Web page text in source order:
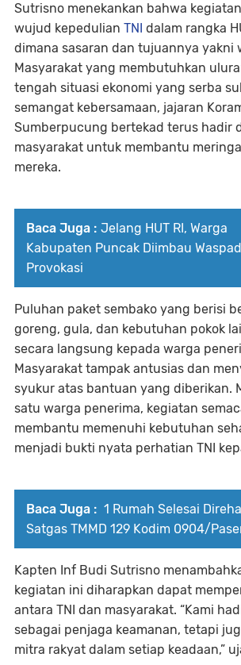
Sutrisno menekankan bahwa
wujud kepedulian TNI dalam rangka
dimana sasaran dan tujuannya yakni
Masyarakat yang membutuhkan
tengah situasi ekonomi yang serba
semangat kebersamaan, jajaran
Sumberpucung bertekad terus hadir
masyarakat untuk membantu
mereka.
Baca Juga : Jelang HUT RI, Warga
Kabupaten Puncak Diimbau
Provokasi
Puluhan paket sembako yang berisi
goreng, gula, dan kebutuhan pokok
secara langsung kepada warga
Masyarakat tampak antusias dan
syukur atas bantuan yang diberikan.
satu warga penerima, kegiatan
membantu memenuhi kebutuhan
menjadi bukti nyata perhatian TNI
Baca Juga : 1 Rumah Selesai
Satgas TMMD 129 Kodim 0904/
Kapten Inf Budi Sutrisno
kegiatan ini diharapkan dapat
antara TNI dan masyarakat. “Kami
sebagai penjaga keamanan, tetapi
mitra rakyat dalam setiap keadaan,”